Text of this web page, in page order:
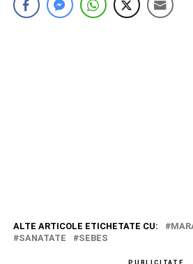
ALTE ARTICOLE ETICHETATE CU:
SANATATE
SEBES
PUBLICITATE